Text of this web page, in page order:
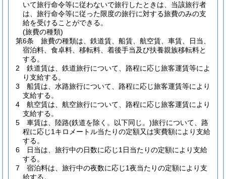
いて旅行命令等に従わないで旅行したときは、当該旅行者
は、旅行命令等に従った限度の旅行に対する旅費のみの支
給を受けることができる。
(旅費の種類)
第6条
旅費の種類は、鉄道賃、船賃、航空賃、車賃、日当、
宿泊料、食卓料、移転料、着後手当及び扶養親族移転料と
する。
2
鉄道賃は、鉄道旅行について、路程に応じ旅客運賃等によ
り支給する。
3
船賃は、水路旅行について、路程に応じ旅客運賃等により
支給する。
4
航空賃は、航空旅行について、路程に応じ旅客運賃により
支給する。
5
車賃は、陸路(鉄道を除く。以下同じ。)旅行について、路
程に応じ1キロメートル当たりの定額又は実費額により支給
する。
6
日当は、旅行中の日数に応じ1日当たりの定額により支給
する。
7
宿泊料は、旅行中の夜数に応じ1夜当たりの定額により支
給する。